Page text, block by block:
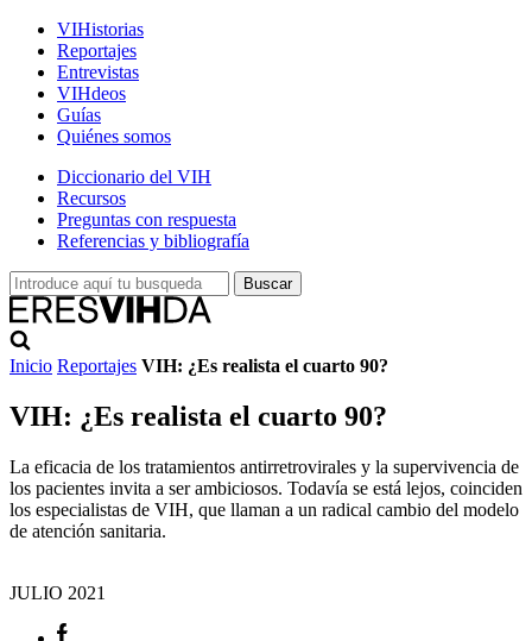
VIHistorias
Reportajes
Entrevistas
VIHdeos
Guías
Quiénes somos
Diccionario del VIH
Recursos
Preguntas con respuesta
Referencias y bibliografía
Inicio Reportajes VIH: ¿Es realista el cuarto 90?
VIH: ¿Es realista el cuarto 90?
La eficacia de los tratamientos antirretrovirales y la supervivencia de
los pacientes invita a ser ambiciosos. Todavía se está lejos, coinciden
los especialistas de VIH, que llaman a un radical cambio del modelo
de atención sanitaria.
JULIO 2021